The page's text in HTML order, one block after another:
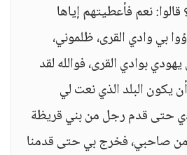
نعم فأعطيتهم إياها
بي وادي القرى، ظلموني،
بوادي القرى، فوالله لقد
يكون البلد الذي نعت لي
حتى قدم رجل من بني قريظة
من صاحبي، فخرج بي حتى قدمنا